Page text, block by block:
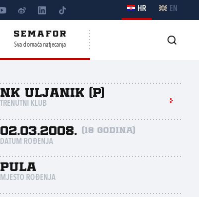
HR EN
SEMAFOR
Sva domaća natjecanja
NK Uljanik (P)
TRENUTNI KLUB
02.03.2008. (18 godina)
DATUM ROĐENJA
Pula
MJESTO ROĐENJA